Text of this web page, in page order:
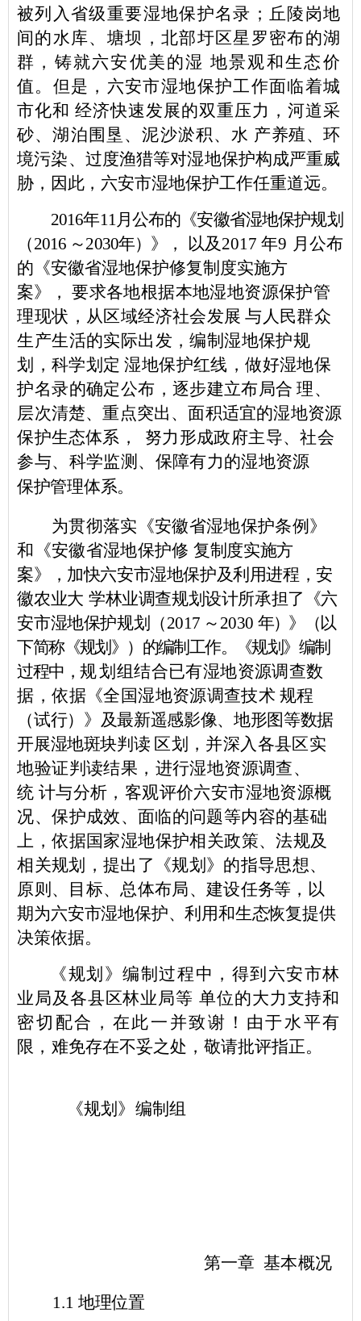
被列入省级重要湿地保护名录；丘陵岗地
间的水库、塘坝，北部圩区星罗密布的湖
群 ，铸就六安优美的湿 地景观和生态价
值。但是，六安市湿地保护工作面临着城
市化和 经济快速发展的双重压力，河道采
砂、湖泊围垦、泥沙淤积、水 产养殖、环
境污染、过度渔猎等对湿地保护构成严重威
胁，因此， 六安市湿地保护工作任重道远。
2016年11 月公布的《安徽省湿地保护规划
（2016 ～2030年）》， 以及 2017 年9 月公布
的《安徽省湿地保护修复制度实施方
案》，
要求各地根据本地湿地资源保护管
理现状，从区域经济社会发展 与人民群众
生产生活的实际出发，编制湿地保护规
划，科学划定 湿地保护红线，做好湿地保
护名录的确定公布，逐步建立布局合 理、
层次清楚、重点突出、面积适宜的湿地资源
保护生态体系，
努力形成政府主导、社会
参与、科学监测、保障有力的湿地资源
保护管理体系。
为贯彻落实《安徽省湿地保护条例》
和《安徽省湿地保护修 复制度实施方
案》，加快六安市湿地保护及利用进程，安
徽农业大 学林业调查规划设计所承担了《六
安市湿地保护规划（2017 ～ 2030 年）》（以
下简称《规划》）的编制工作。
《规划》编制
过程中，规 划组结合已有湿地资源调查数
据，依据《全国湿地资源调查技术 规程
（试行）》及最新遥感影像、地形图等数据
开展湿地斑块判读 区划，并深入各县区实
地验证判读结果，进行湿地资源调查、
统 计与分析，客观评价六安市湿地资源概
况、保护成效、面临的问题等内容的基础
上，依据国家湿地保护相关政策、法规及
相关规划，提出了《规划》的指导思想、
原则、目标、总体布局、建设任务等，以
期为六安市湿地保护、利用和生态恢复提供
决策依据。
《规划》编制过程中，得到六安市林
业局及各县区林业局等 单位的大力支持和
密切配合，在此一并致谢！由于水平有
限，难免存在不妥之处，敬请批评指正。
《规划》编制组
第一章 基本概况
1.1 地理位置